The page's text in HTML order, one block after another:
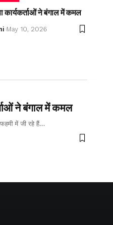
कार्यकर्ताओं ने बंगाल में कमल
May 10, 2026
ने बंगाल में कमल
में जी रहे हैं…